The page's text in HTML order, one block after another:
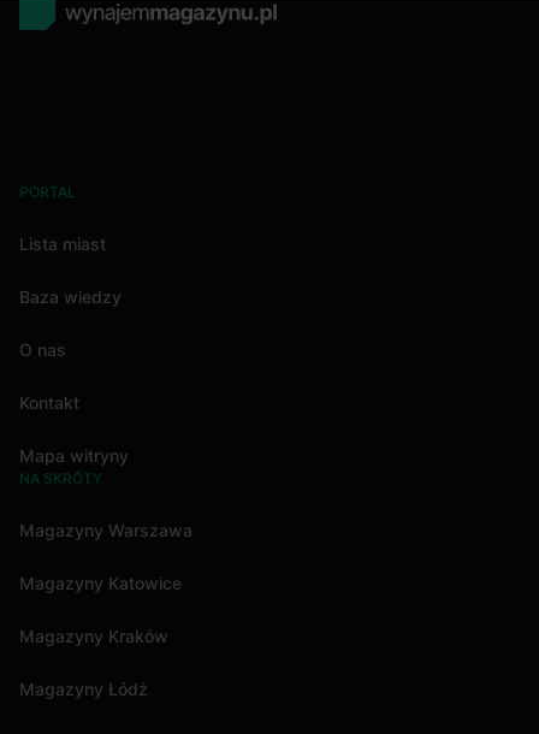
PORTAL
Lista miast
Baza wiedzy
O nas
Kontakt
Mapa witryny
NA SKRÓTY
Magazyny Warszawa
Magazyny Katowice
Magazyny Kraków
Magazyny Łódź